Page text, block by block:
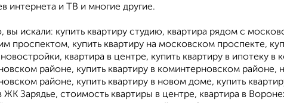
интернета и ТВ и многие другие.
вы искали: купить квартиру студию, квартира рядом с
проспектом, купить квартиру на московском проспекте,
квартира в центре, купить квартиру в ипотеку
районе, купить квартиру в коминтерновском районе,
районе, купить квартиру в новом доме, купить
ЖК Зарядье, стоимость квартиры в центре, квартира в